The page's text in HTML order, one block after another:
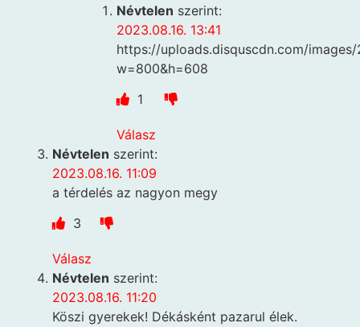
Névtelen szerint:
2023.08.16. 13:41
https://uploads.disquscdn.com/
w=800&h=608
1
Válasz
Névtelen szerint:
2023.08.16. 11:09
a térdelés az nagyon megy
3
Válasz
Névtelen szerint:
2023.08.16. 11:20
Köszi gyerekek! Dékásként pazarul élek.